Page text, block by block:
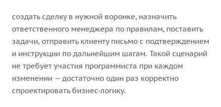
создать сделку в нужной воронке, назначить
ответственного менеджера по правилам, поставить
задачи, отправить клиенту письмо с подтверждением
и инструкции по дальнейшим шагам. Такой сценарий
не требует участия программиста при каждом
изменении — достаточно один раз корректно
спроектировать бизнес-логику.